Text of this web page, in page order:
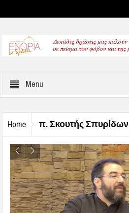
Menu
Home π. Σκουτής Σπυρίδων